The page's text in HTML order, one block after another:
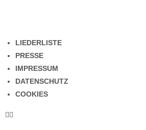
LIEDERLISTE
PRESSE
IMPRESSUM
DATENSCHUTZ
COOKIES